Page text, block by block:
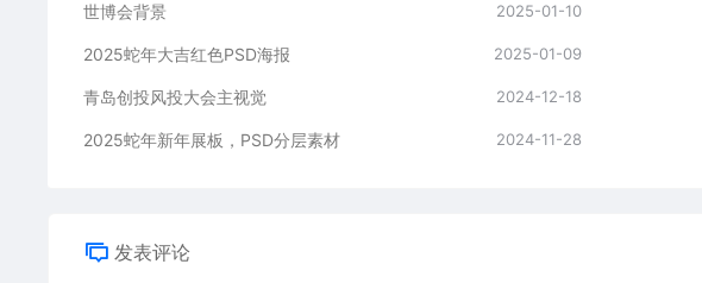
世博会背景 2025-01-10
2025蛇年大吉红色PSD海报 2025-01-09
青岛创投风投大会主视觉 2024-12-18
2025蛇年新年展板，PSD分层素材 2024-11-28
发表评论